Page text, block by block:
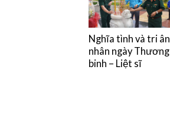
Nghĩa tình và tri ân
nhân ngày Thương
binh – Liệt sĩ